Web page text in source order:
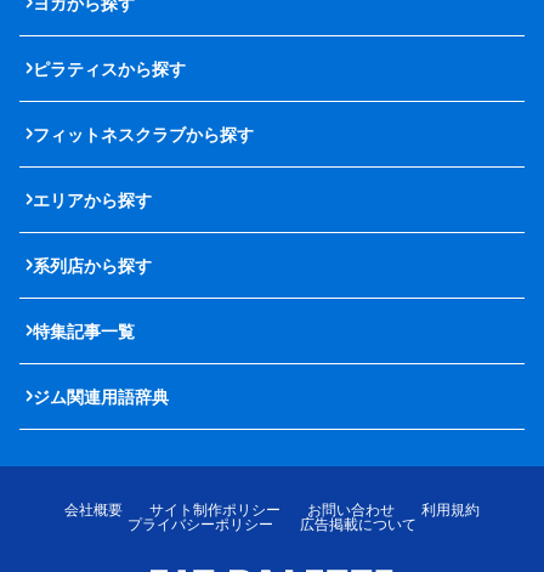
ピラティスから探す
フィットネスクラブから探す
エリアから探す
系列店から探す
特集記事一覧
ジム関連用語辞典
会社概要 サイト制作ポリシー お問い合わせ
利用規約
プライバシーポリシー
広告掲載について